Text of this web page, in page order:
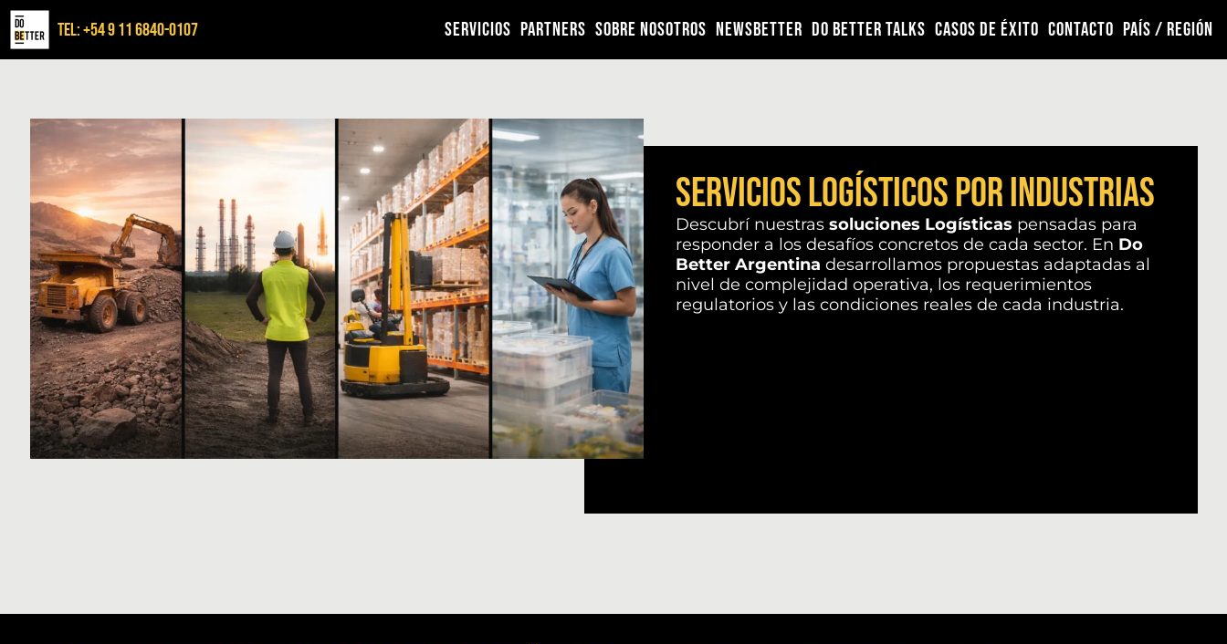
TEL: +54 9 11 6840-0107 SERVICIOS PARTNERS SOBRE NOSOTROS NEWSBETTER DO BETTER TALKS CASOS DE ÉXITO CONTACTO PAÍS / REGIÓN
Servicios Logísticos por industrias
Descubrí nuestras soluciones Logísticas pensadas para
responder a los desafíos concretos de cada sector. En Do
Better Argentina desarrollamos propuestas adaptadas al
nivel de complejidad operativa, los requerimientos
regulatorios y las condiciones reales de cada industria.